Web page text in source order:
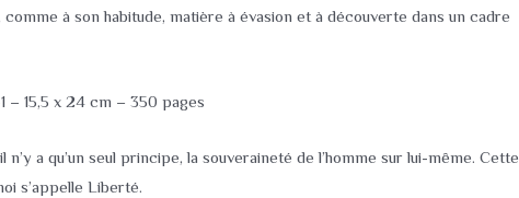
à son habitude, matière à évasion et à découverte dans un cadre
– 15,5 x 24 cm – 350 pages
a qu’un seul principe, la souveraineté de l’homme sur lui-même. Cette
s’appelle Liberté.